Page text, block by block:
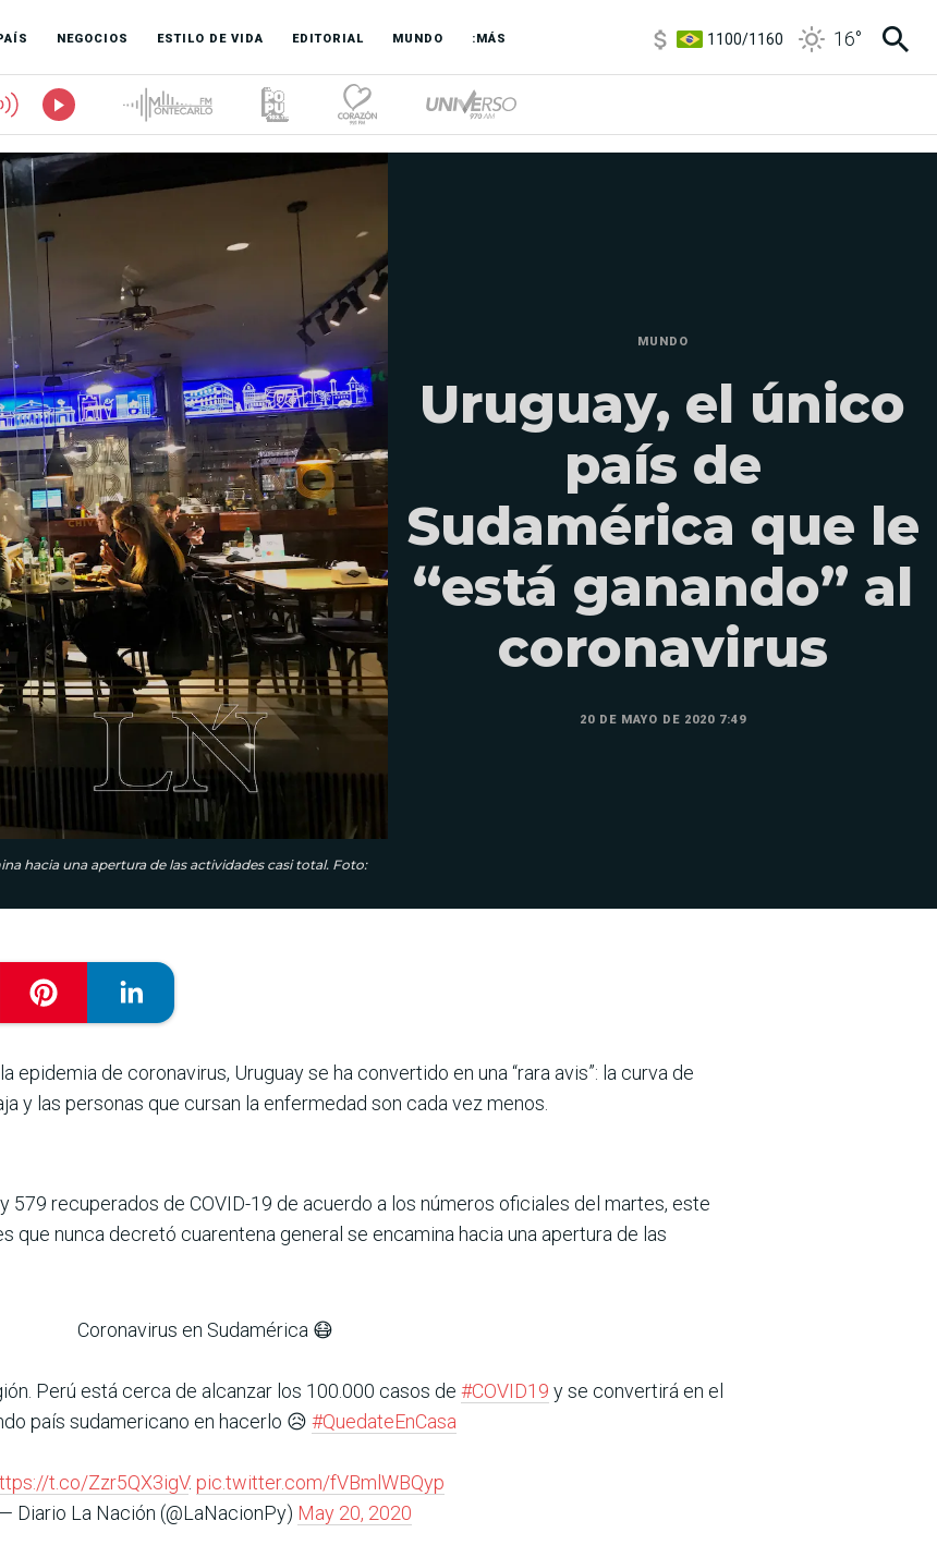
NEGOCIOS ESTILO DE VIDA EDITORIAL MUNDO :MÁS
3,8/4
6850/7200
16°
hacia una apertura de las actividades casi total. Foto:
MUNDO
Uruguay, el único
país de
Sudamérica que le
“está ganando” al
coronavirus
20 DE MAYO DE 2020 7:49
epidemia de coronavirus, Uruguay se ha convertido en una “rara avis”: la curva de
y las personas que cursan la enfermedad son cada vez menos.
recuperados de COVID-19 de acuerdo a los números oficiales del martes, este
que nunca decretó cuarentena general se encamina hacia una apertura de las
Coronavirus en Sudamérica 😷
Perú está cerca de alcanzar los 100.000 casos de #COVID19 y se convertirá en el
país sudamericano en hacerlo 😥 #QuedateEnCasa
t.co/Zzr5QX3igV. pic.twitter.com/fVBmlWBQyp
— Diario La Nación (@LaNacionPy) May 20, 2020